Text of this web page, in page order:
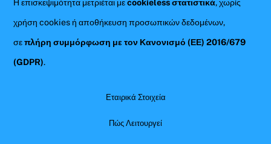
Η επισκεψιμότητα μετριέται μεcookieless στατιστικά, χωρίς
χρήση cookies ή αποθήκευση προσωπικών δεδομένων,
σεπλήρη συμμόρφωση με τον Κανονισμό (ΕΕ) 2016/679
(GDPR).
Εταιρικά Στοιχεία
Πώς Λειτουργεί